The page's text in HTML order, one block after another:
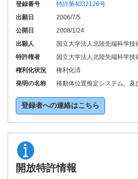
登録番号
特許第4032126号
出願日
2006/7/5
公開日
2008/1/24
出願人
国立大学法人北陸先端科学技
特許権者
国立大学法人北陸先端科学技
権利化状況
権利化済
発明の名称
移動体位置推定システム、
登録者への連絡はこちら
開放特許情報